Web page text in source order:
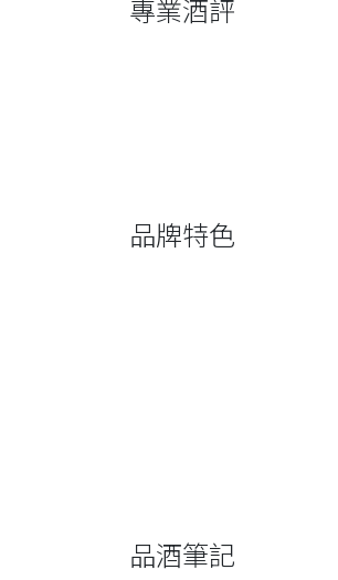
專業酒評
品牌特色
品酒筆記